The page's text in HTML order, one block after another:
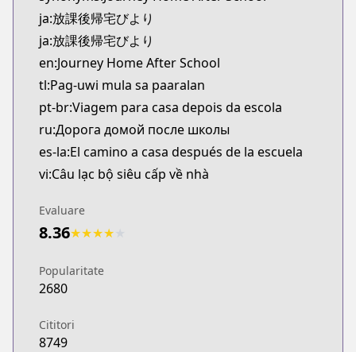
Kitsu
https://kitsu.app/manga/70966
CDJapan
CDJapan
https://www.anime-planet.com/manga/https://
MangaUpdates
MangaUpdates
https://www.mangaupdates.com/
Book☆Walker
ja:放課後帰宅びより
ja:放課後帰宅びより
en:Journey Home After School
tl:Pag-uwi mula sa paaralan
pt-br:Viagem para casa depois da escola
ru:Дорога домой после школы
es-la:El camino a casa después de la escuela
vi:Câu lạc bộ siêu cấp về nhà
Evaluare
8.36★★★★
Popularitate
2680
Cititori
8749